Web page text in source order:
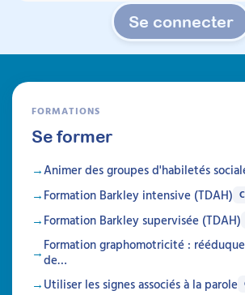
Se connecter
FORMATIONS
Se former
Animer des groupes d'habiletés
Formation Barkley intensive (TDAH)
Formation Barkley supervisée (TDAH)
Formation graphomotricité :
de…
Utiliser les signes associés à la parole